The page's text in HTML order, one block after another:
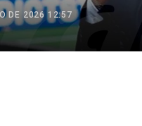
como
DE 2026 12:57